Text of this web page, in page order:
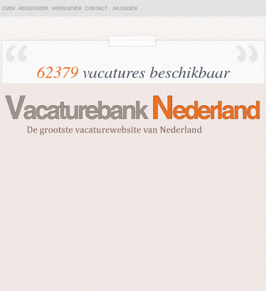
OVER REGISTREER WERKGEVER CONTACT INLOGGEN
62379vacatures beschikbaar